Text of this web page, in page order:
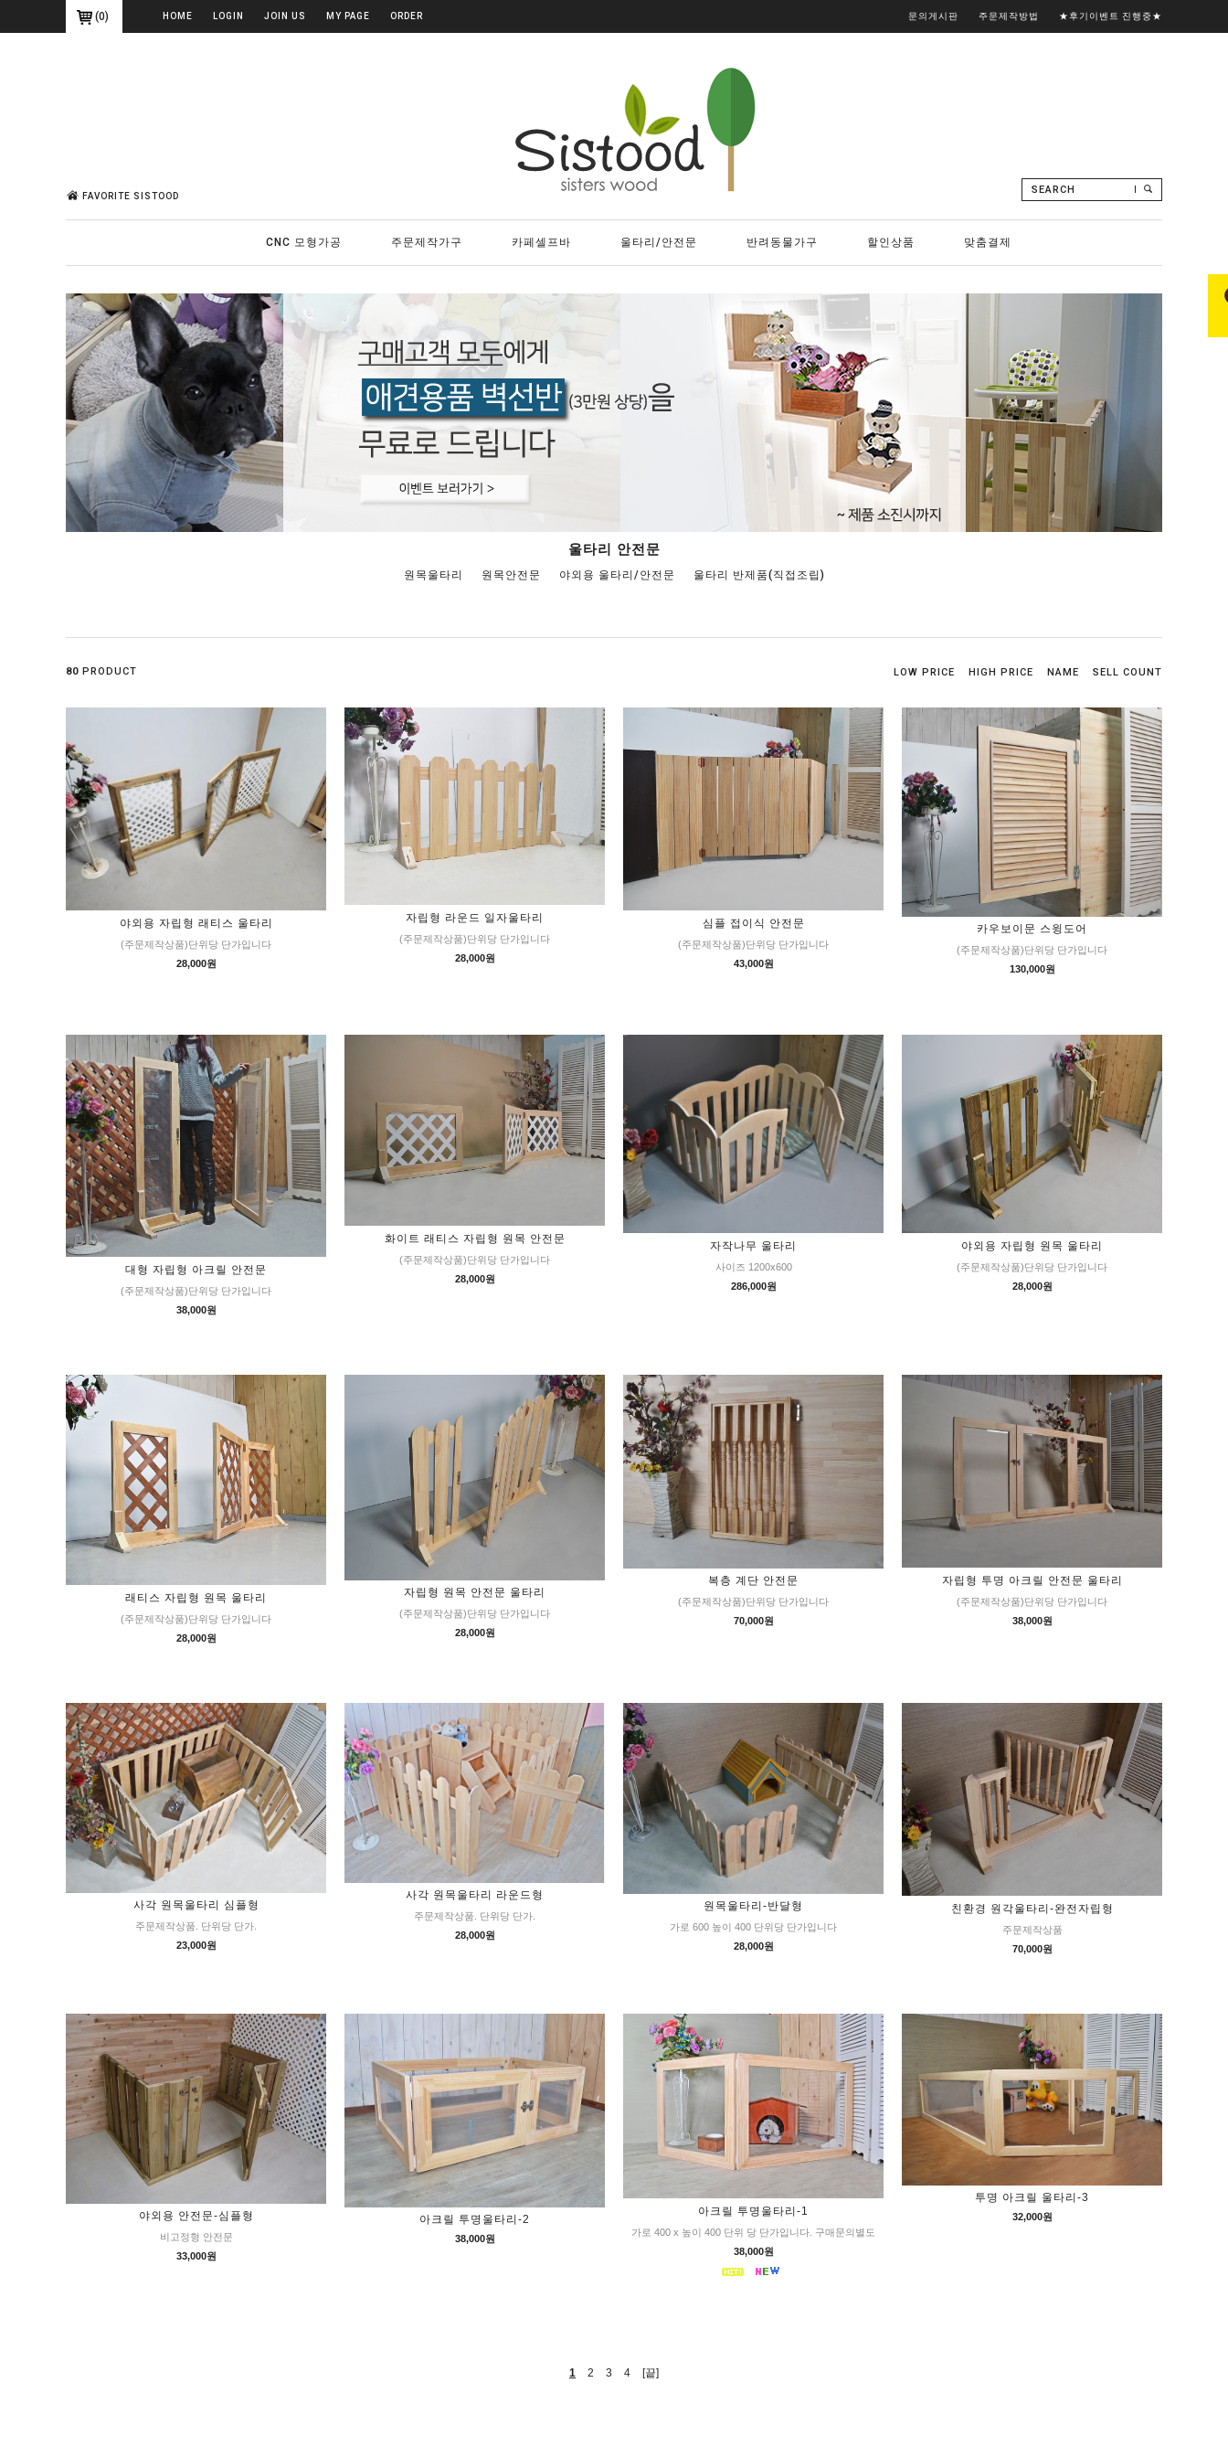
(0) HOME LOGIN JOIN US MY PAGE ORDER 문의게시판 주문제작방법 ★후기이벤트 진행중★
FAVORITE SISTOOD
SEARCH
CNC 모형가공 주문제작가구 카페셀프바 울타리/안전문 반려동물가구 할인상품 맞춤결제
울타리 안전문
원목울타리 원목안전문 야외용 울타리/안전문 울타리 반제품(직접조립)
80 PRODUCT LOW PRICE HIGH PRICE NAME SELL COUNT
야외용 자립형 래티스 울타리
(주문제작상품)단위당 단가입니다
28,000원
자립형 라운드 일자울타리
(주문제작상품)단위당 단가입니다
28,000원
심플 접이식 안전문
(주문제작상품)단위당 단가입니다
43,000원
카우보이문 스윙도어
(주문제작상품)단위당 단가입니다
130,000원
대형 자립형 아크릴 안전문
(주문제작상품)단위당 단가입니다
38,000원
화이트 래티스 자립형 원목 안전문
(주문제작상품)단위당 단가입니다
28,000원
자작나무 울타리
사이즈 1200x600
286,000원
야외용 자립형 원목 울타리
(주문제작상품)단위당 단가입니다
28,000원
래티스 자립형 원목 울타리
(주문제작상품)단위당 단가입니다
28,000원
자립형 원목 안전문 울타리
(주문제작상품)단위당 단가입니다
28,000원
복층 계단 안전문
(주문제작상품)단위당 단가입니다
70,000원
자립형 투명 아크릴 안전문 울타리
(주문제작상품)단위당 단가입니다
38,000원
사각 원목울타리 심플형
주문제작상품. 단위당 단가.
23,000원
사각 원목울타리 라운드형
주문제작상품. 단위당 단가.
28,000원
원목울타리-반달형
가로 600 높이 400 단위당 단가입니다
28,000원
친환경 원각울타리-완전자립형
주문제작상품
70,000원
야외용 안전문-심플형
비고정형 안전문
33,000원
아크릴 투명울타리-2
38,000원
아크릴 투명울타리-1
가로 400 x 높이 400 단위 당 단가입니다. 구매문의별도
38,000원
투명 아크릴 울타리-3
32,000원
1 2 3 4 [끝]